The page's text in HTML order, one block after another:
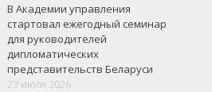
В Академии управления
стартовал ежегодный семинар
для руководителей
дипломатических
представительств Беларуси
27 июля 2026